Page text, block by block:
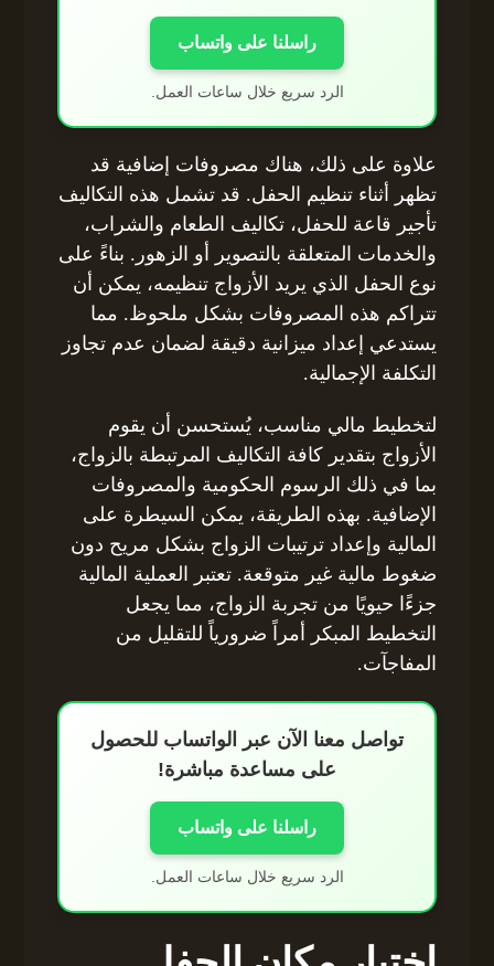
راسلنا على واتساب
الرد سريع خلال ساعات العمل.
علاوة على ذلك، هناك مصروفات إضافية قد
تظهر أثناء تنظيم الحفل. قد تشمل هذه التكاليف
تأجير قاعة للحفل، تكاليف الطعام والشراب،
والخدمات المتعلقة بالتصوير أو الزهور. بناءً على
نوع الحفل الذي يريد الأزواج تنظيمه، يمكن أن
تتراكم هذه المصروفات بشكل ملحوظ. مما
يستدعي إعداد ميزانية دقيقة لضمان عدم تجاوز
التكلفة الإجمالية.
لتخطيط مالي مناسب، يُستحسن أن يقوم
الأزواج بتقدير كافة التكاليف المرتبطة بالزواج،
بما في ذلك الرسوم الحكومية والمصروفات
الإضافية. بهذه الطريقة، يمكن السيطرة على
المالية وإعداد ترتيبات الزواج بشكل مريح دون
ضغوط مالية غير متوقعة. تعتبر العملية المالية
جزءًا حيويًا من تجربة الزواج، مما يجعل
التخطيط المبكر أمراً ضرورياً للتقليل من
المفاجآت.
تواصل معنا الآن عبر الواتساب للحصول
على مساعدة مباشرة!
راسلنا على واتساب
الرد سريع خلال ساعات العمل.